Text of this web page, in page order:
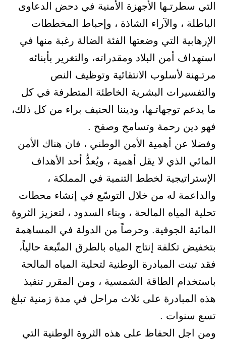
التي سطرتـها الأجهزة الأمنية في دحض الدعاوى
الباطلة ، والآراء الشاذة ، وإحباط المخططات
الإرهابية التي وضعتها الفئة الضالة رغبة منها في
استهداف أمن البلاد ومقدراته، والتغرير بأبنائه
مرتـهنة لأسلوب الانتقائية وتوظيف النص
والتفسيرات البشرية الخاطئة المتطرفة في كل
ما يدعم توجهاتـها، وديننا الحنيف براء من كل ذلك،
فهو دين رحمة وتسامح وصفح .
وفضلا عن أهمية الأمن الوطني ، فان هناك الأمن
المائي الذي لا يقل أهمية ، ويُعدُّ أحد الأهداف
الإستراتيجية لخطط التنمية في المملكة ،
والداعمة له من خلال التوسّع في إنشاء محطات
تحلية المياه المالحة ، وبناء السدود ، لتعزيز الثروة
المائية الجوفية. وحرصاً من الدولة في المساهمة
بتخفيض تكلفة إنتاج المياه بالطرق المتّبعة حالياً،
فقد تبنت المبادرة الوطنية لتحلية المياه المالحة
باستخدام الطاقة الشمسية ، ومن المقرر تنفيذ
هذه المبادرة على ثلاث مراحل في مدة زمنية تبلغ
تسع سنوات .
ومن اجل الحفاظ على هذه الثروة الوطنية التي